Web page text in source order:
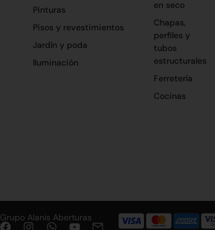
Pinturas
Pisos y revestimientos
Jardín y poda
Iluminación
en seco
Chapas,
perfiles y
tubos
estructurales
Ferretería
Cocinas
Grupo Alanis Aberturas